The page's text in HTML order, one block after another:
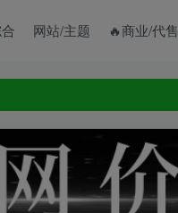
网站/主题 🔥商业/代售